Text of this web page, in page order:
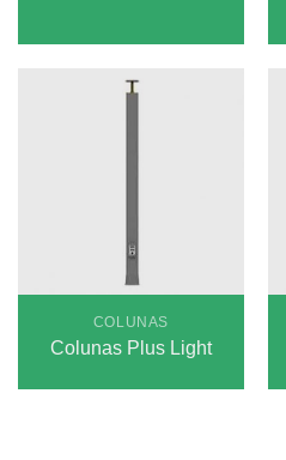
COLUNAS
Colunas Plus Light